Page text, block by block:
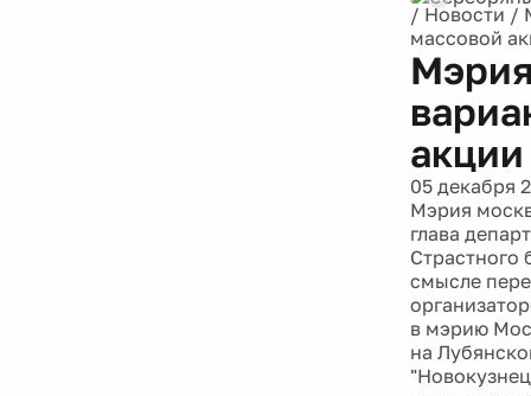
/ Новости /
массовой
акции
05 декабря
Мэрия
глава
Страстного
смысле
в мэрию
на